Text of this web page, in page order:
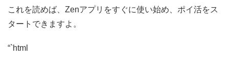
これを読めば、Zenアプリをすぐに使い始め、ポイ活をス
タートできますよ。
“`html